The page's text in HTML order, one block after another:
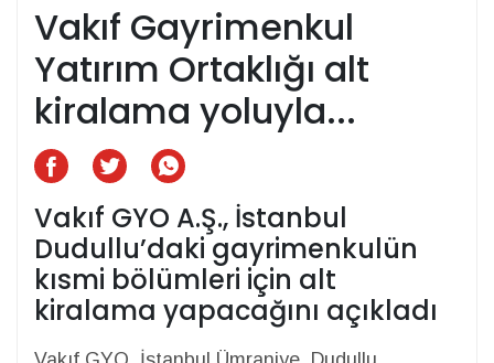
Vakıf Gayrimenkul
Yatırım Ortaklığı alt
kiralama yoluyla...
Vakıf GYO A.Ş., İstanbul
Dudullu’daki gayrimenkulün
kısmi bölümleri için alt
kiralama yapacağını açıkladı